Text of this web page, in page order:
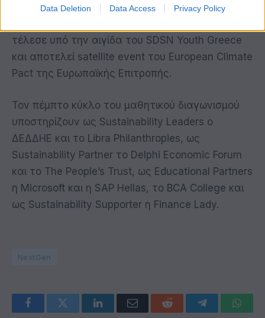
Data Deletion Data Access Privacy Policy
το έργο των μαθητών/τριών και των
τέλεσε υπό την αιγίδα του SDSN Youth Greece
και αποτελεί satellite event του European Climate
Pact της Ευρωπαϊκής Επιτροπής.
Τον πέμπτο κύκλο του μαθητικού διαγωνισμού
υποστηρίζουν ως Sustainability Leaders ο
ΔΕΔΔΗΕ και το Libra Philanthropies, ως
Sustainability Partner το Delphi Economic Forum
και το The People’s Trust, ως Educational Partners
η Microsoft και η SAP Hellas, το BCA College και
ως Sustainability Supporter η Finance Lady.
NextGen
FacebookTwitter LinkedInEmail Reddit Telegram